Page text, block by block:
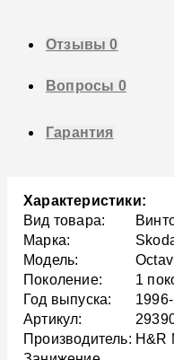
Отзывы0
Вопросы 0
Гарантия
Характеристики:
Вид товара:
Марка:
Модель:
Поколение:
1
Год выпуска:
Артикул:
Производитель: H&R